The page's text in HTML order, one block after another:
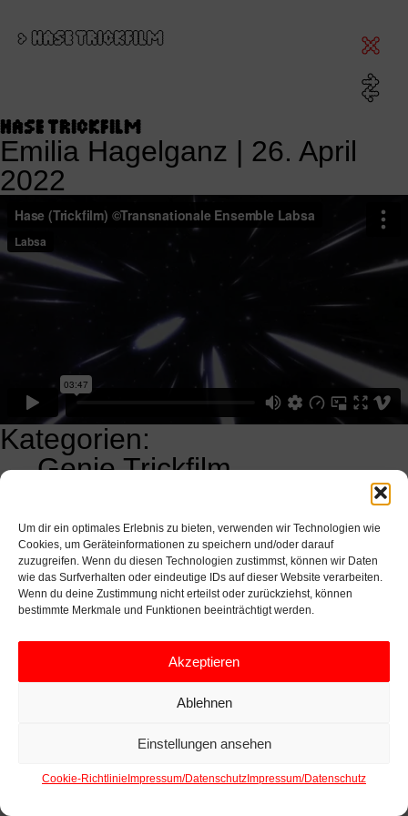
Um dir ein optimales Erlebnis zu bieten, verwenden wir Technologien wie
Cookies, um Geräteinformationen zu speichern und/oder darauf
zuzugreifen. Wenn du diesen Technologien zustimmst, können wir Daten
wie das Surfverhalten oder eindeutige IDs auf dieser Website verarbeiten.
Wenn du deine Zustimmung nicht erteilst oder zurückziehst, können
bestimmte Merkmale und Funktionen beeinträchtigt werden.
Akzeptieren
Ablehnen
Einstellungen ansehen
Cookie-Richtlinie Impressum/Datenschutz Impressum/Datenschutz
>HASE TRICKFILM
HASE TRICKFILM
Emilia Hagelganz | 26. April
2022
Kategorien:
KALENDERSNAVIGATION
←Genie Trickfilm